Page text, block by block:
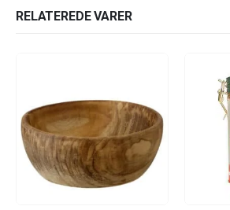
RELATEREDE VARER